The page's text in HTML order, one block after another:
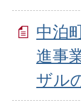
中泊
進事
ザル